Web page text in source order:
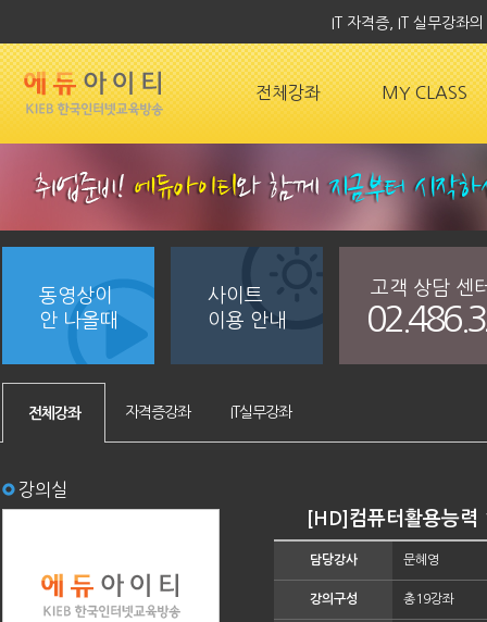
IT 자격증, IT 실무강좌
전체강좌 MY CLASS
동영상이
안 나올때
사이트
이용 안내
고객 상담 센
전체강좌 자격증강좌 IT실무강좌
강의실
[HD]컴퓨터활용능
담당강사 문혜영
강의구성 총19강좌